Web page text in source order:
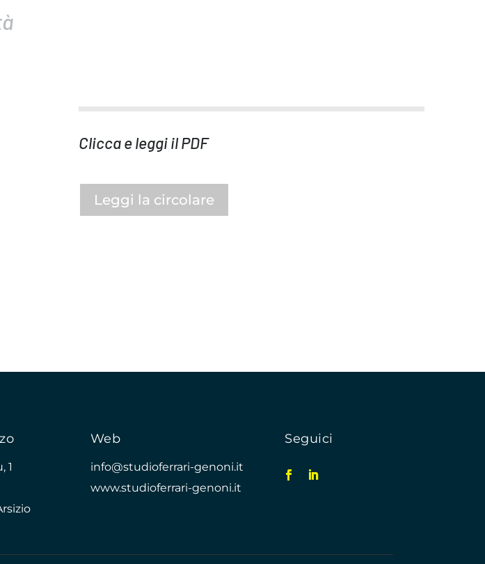
Clicca e leggi il PDF
Leggi la circolare
1
Web
info@studioferrari-genoni.it
www.studioferrari-genoni.it
Seguici